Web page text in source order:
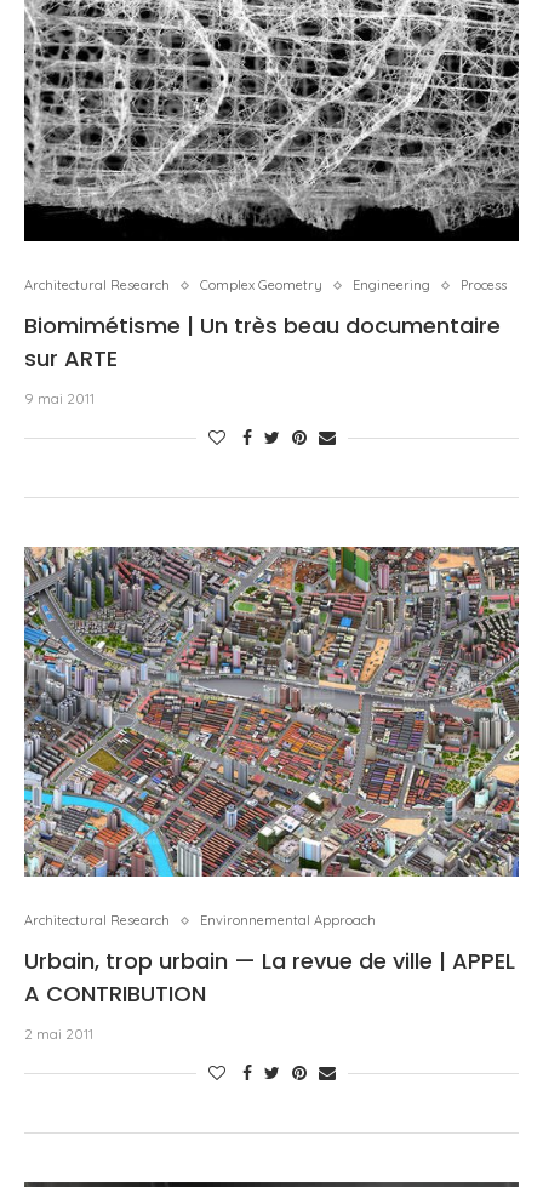
Architectural Research Complex Geometry Engineering Process
Biomimétisme | Un très beau documentaire
sur ARTE
9 mai 2011
Architectural Research Environnemental Approach
Urbain, trop urbain — La revue de ville | APPEL
A CONTRIBUTION
2 mai 2011